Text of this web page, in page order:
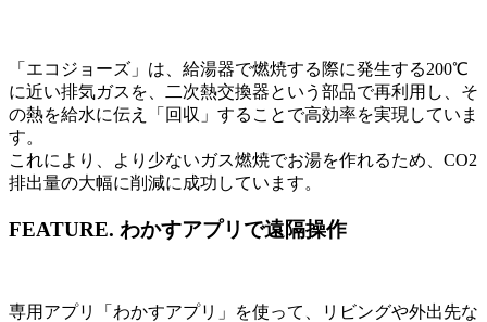
「エコジョーズ」は、給湯器で燃焼する際に発生する200℃
に近い排気ガスを、二次熱交換器という部品で再利用し、そ
の熱を給水に伝え「回収」することで高効率を実現していま
す。
これにより、より少ないガス燃焼でお湯を作れるため、CO2
排出量の大幅に削減に成功しています。
FEATURE. わかすアプリで遠隔操作
専用アプリ「わかすアプリ」を使って、リビングや外出先な